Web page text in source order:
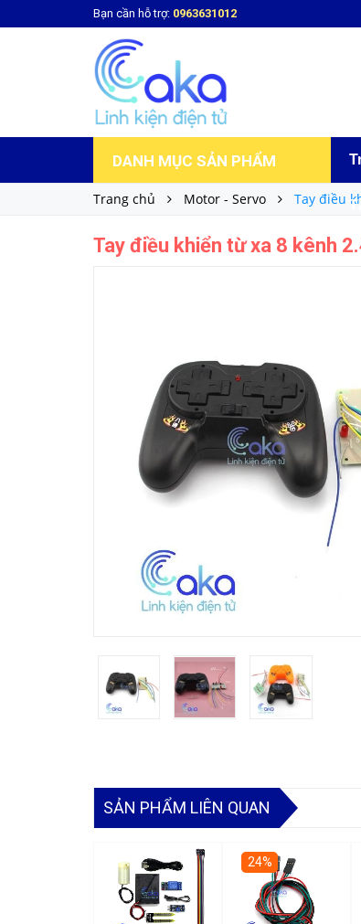
Bạn cần hỗ trợ: 0963631012
DANH MỤC SẢN PHẨM
Trang chủ Motor - Servo Tay điều
Tay điều khiển từ xa 8 kênh
Tay điều khiển từ xa 8 kênh 2.4G 4
SẢN PHẨM LIÊN QUAN
24%